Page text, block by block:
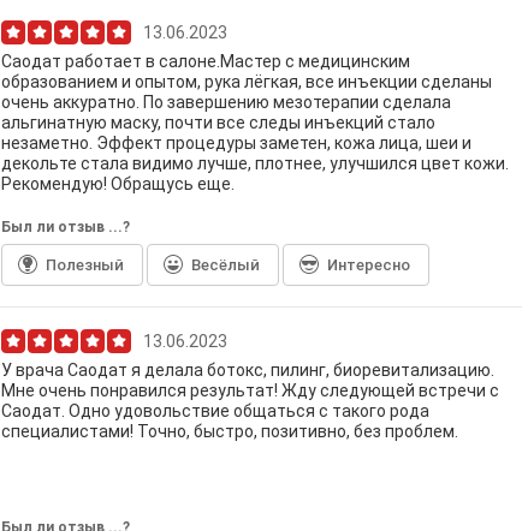
13.06.2023
Саодат работает в салоне.Мастер с медицинским
образованием и опытом, рука лёгкая, все инъекции сделаны
очень аккуратно. По завершению мезотерапии сделала
альгинатную маску, почти все следы инъекций стало
незаметно. Эффект процедуры заметен, кожа лица, шеи и
декольте стала видимо лучше, плотнее, улучшился цвет кожи.
Рекомендую! Обращусь еще.
Был ли отзыв ...?
Полезный Весёлый Интересно
13.06.2023
У врача Саодат я делала ботокс, пилинг, биоревитализацию.
Мне очень понравился результат! Жду следующей встречи с
Саодат. Одно удовольствие общаться с такого рода
специалистами! Точно, быстро, позитивно, без проблем.
Был ли отзыв ...?